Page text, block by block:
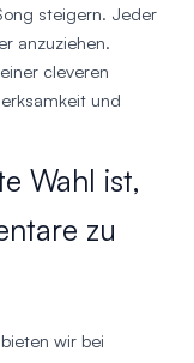
steigern. Jeder
anzuziehen.
cleveren
und
Wahl ist,
zu
wir bei